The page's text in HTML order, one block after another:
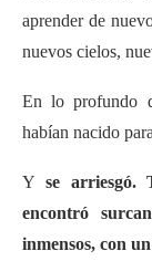
aprender de
nuevos cielos,
En lo profundo
habían nacido
Y se arriesgó.
encontró
inmensos, con